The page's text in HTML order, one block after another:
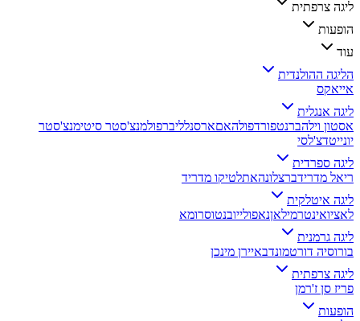
ליגה צרפתית
הופעות
עוד
הליגה ההולנדית
אייאקס
ליגה אנגלית
אסטון וילהברנטפורדפולהאםארסנלליברפולמנצ'סטר סיטימנצ'סטר
יונייטדצ'לסי
ליגה ספרדית
ריאל מדרידברצלונהאתלטיקו מדריד
ליגה איטלקית
לאציואינטרמילאןנאפולייובנטוסרומא
ליגה גרמנית
בורוסיה דורטמונדבאיירן מינכן
ליגה צרפתית
פריז סן ז'רמן
הופעות